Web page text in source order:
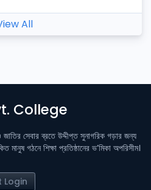
All
College
সেবার ব্রতে উদ্দীপ্ত সুনাগরিক গড়ার জন্য
মানুষ গঠনে শিক্ষা প্রতিষ্ঠানের ভ’মিকা অপরিসীম।
Login